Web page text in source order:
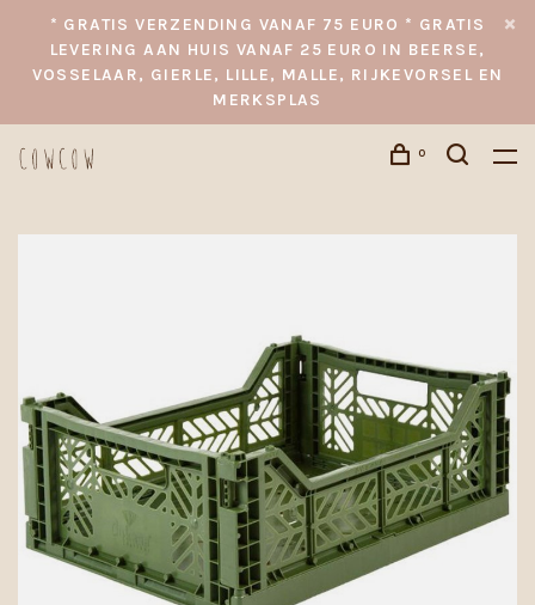
* GRATIS VERZENDING VANAF 75 EURO * GRATIS
LEVERING AAN HUIS VANAF 25 EURO IN BEERSE,
VOSSELAAR, GIERLE, LILLE, MALLE, RIJKEVORSEL EN
MERKSPLAS
0